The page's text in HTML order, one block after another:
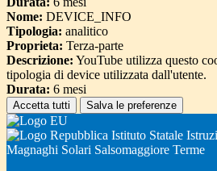
Nome: DEVICE_INFO
Tipologia: analitico
Proprieta: Terza-parte
Descrizione: YouTube utilizza questo
tipologia di device utilizzata dall'utente.
Durata: 6 mesi
Accetta tutti Salva le preferenze
Istituto Statale
Magnaghi Solari Salsomaggiore Terme